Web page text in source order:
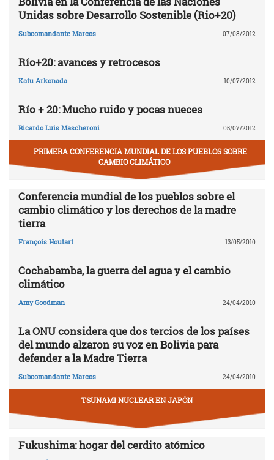
Unidas sobre Desarrollo Sostenible (Rio+20)
Subcomandante Marcos 07/08/2012
Río+20: avances y retrocesos
Katu Arkonada 10/07/2012
Río + 20: Mucho ruido y pocas nueces
Ricardo Luis Mascheroni 05/07/2012
PRIMERA CONFERENCIA MUNDIAL DE LOS PUEBLOS SOBRE
CAMBIO CLIMÁTICO
Conferencia mundial de los pueblos sobre el
cambio climático y los derechos de la madre
tierra
François Houtart 13/05/2010
Cochabamba, la guerra del agua y el cambio
climático
Amy Goodman 24/04/2010
La ONU considera que dos tercios de los países
del mundo alzaron su voz en Bolivia para
defender a la Madre Tierra
Subcomandante Marcos 24/04/2010
TSUNAMI NUCLEAR EN JAPÓN
Fukushima: hogar del cerdito atómico